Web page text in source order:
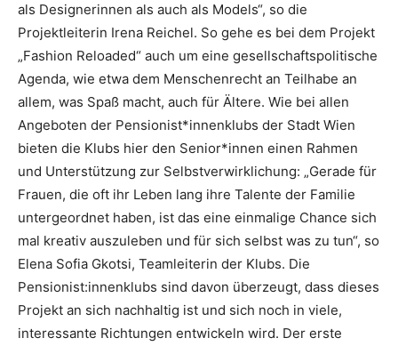
als Designerinnen als auch als Models“, so die
Projektleiterin Irena Reichel. So gehe es bei dem Projekt
„Fashion Reloaded“ auch um eine gesellschaftspolitische
Agenda, wie etwa dem Menschenrecht an Teilhabe an
allem, was Spaß macht, auch für Ältere. Wie bei allen
Angeboten der Pensionist*innenklubs der Stadt Wien
bieten die Klubs hier den Senior*innen einen Rahmen
und Unterstützung zur Selbstverwirklichung: „Gerade für
Frauen, die oft ihr Leben lang ihre Talente der Familie
untergeordnet haben, ist das eine einmalige Chance sich
mal kreativ auszuleben und für sich selbst was zu tun“, so
Elena Sofia Gkotsi, Teamleiterin der Klubs. Die
Pensionist:innenklubs sind davon überzeugt, dass dieses
Projekt an sich nachhaltig ist und sich noch in viele,
interessante Richtungen entwickeln wird. Der erste